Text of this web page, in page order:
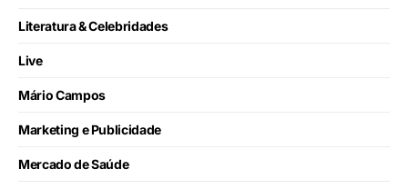
Literatura & Celebridades
Live
Mário Campos
Marketing e Publicidade
Mercado de Saúde